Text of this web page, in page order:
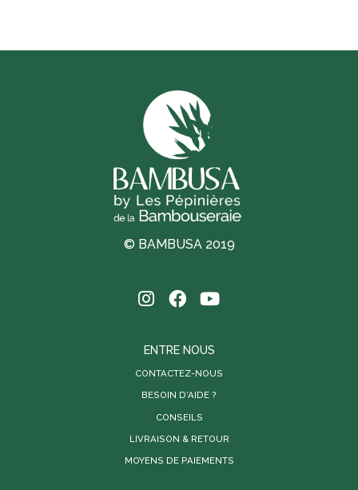
© BAMBUSA 2019
ENTRE NOUS
CONTACTEZ-NOUS
BESOIN D'AIDE ?
CONSEILS
LIVRAISON & RETOUR
MOYENS DE PAIEMENTS